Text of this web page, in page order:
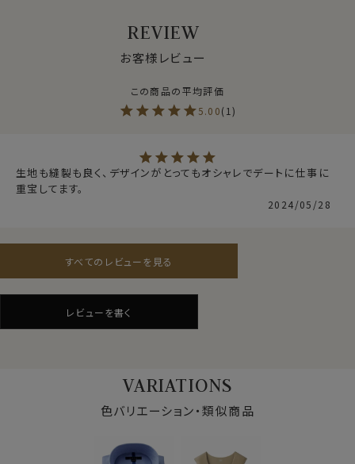
維）と書かれているのは、テンセル™が従来の家庭用品品
質表示法では分類することができない新しい、次世代の
素材であることを表しています。
テンセル™を使うことのメリットとしては、
・生地がソフトで肌触りがいい。
・シルクのような上品な光沢を放ち、見栄えがいい。
・天然の原料を使いながら、保湿性・吸湿性・速乾性が高
い→乾燥する秋冬は衣服内の湿度を保ち、汗ばむ季節は
汗を吸って乾きも早いです＝洗濯後の乾きも早い。
これらのことから4季全て着用可能なオールシーズン用
素材です。
一方で以下のようにテンセル™を使うデメリットもありま
すが、→以降の注意点をご参照ください。
た乾燥機は絶対に使わないでください。（両方とも洗濯
・洗濯時、ややシワになりやすい→この弱点を補完すべ
分類外繊維（テンセル™）35％
ドビー
ボタンダウン
REVIEW
お客様レビュー
5.00 1
2024/05/28
生地も縫製も良く、デザインがとってもオシャレでデートに仕事に
重宝してます。
すべてのレビューを見る
レビューを書く
VARIATIONS
色バリエーション・類似商品